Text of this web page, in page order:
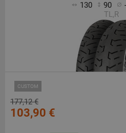
130 90
TL,R
CUSTOM
177,12 €
103,90 €